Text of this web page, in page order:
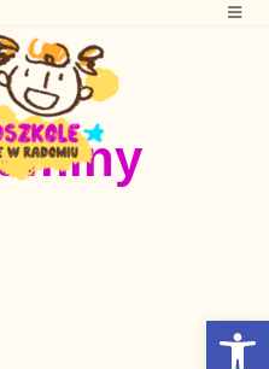
Otwórz Pasek narzędzi